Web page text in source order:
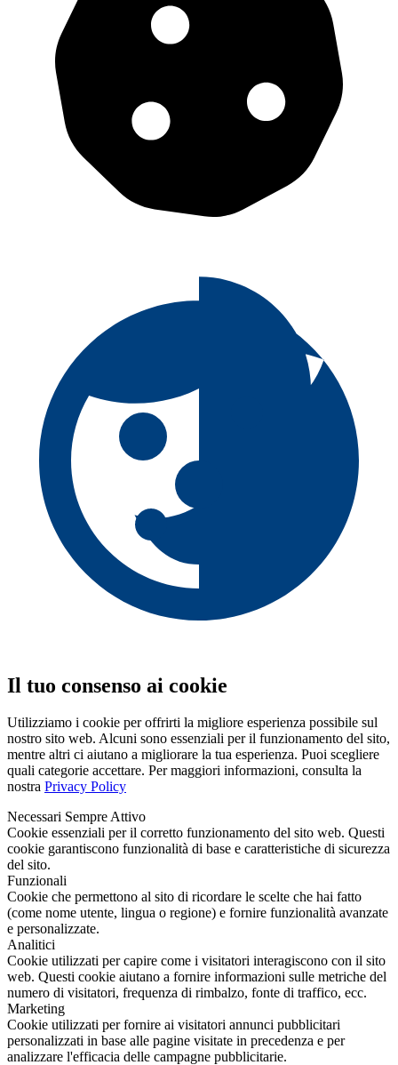
Il tuo consenso ai cookie
Utilizziamo i cookie per offrirti la migliore esperienza possibile sul
nostro sito web. Alcuni sono essenziali per il funzionamento del sito,
mentre altri ci aiutano a migliorare la tua esperienza. Puoi scegliere
quali categorie accettare. Per maggiori informazioni, consulta la
nostra Privacy Policy
Necessari Sempre Attivo
Cookie essenziali per il corretto funzionamento del sito web. Questi
cookie garantiscono funzionalità di base e caratteristiche di sicurezza
del sito.
Funzionali
Cookie che permettono al sito di ricordare le scelte che hai fatto
(come nome utente, lingua o regione) e fornire funzionalità avanzate
e personalizzate.
Analitici
Cookie utilizzati per capire come i visitatori interagiscono con il sito
web. Questi cookie aiutano a fornire informazioni sulle metriche del
numero di visitatori, frequenza di rimbalzo, fonte di traffico, ecc.
Marketing
Cookie utilizzati per fornire ai visitatori annunci pubblicitari
personalizzati in base alle pagine visitate in precedenza e per
analizzare l'efficacia delle campagne pubblicitarie.